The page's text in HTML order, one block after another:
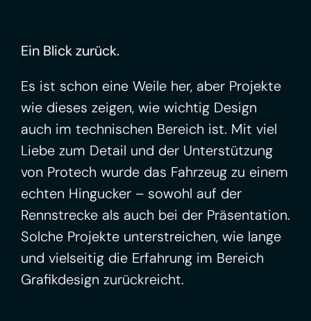
Ein Blick zurück.
Es ist schon eine Weile her, aber Projekte
wie dieses zeigen, wie wichtig Design
auch im technischen Bereich ist. Mit viel
Liebe zum Detail und der Unterstützung
von Protech wurde das Fahrzeug zu einem
echten Hingucker – sowohl auf der
Rennstrecke als auch bei der Präsentation.
Solche Projekte unterstreichen, wie lange
und vielseitig die Erfahrung im Bereich
Grafikdesign zurückreicht.